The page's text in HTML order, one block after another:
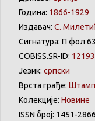
Година: 1866-1929
Издавач: С.
Сигнатура: П фол
COBISS.SR-ID:
Језик: српски
Врста грађе:
Колекције: Новине
ISSN број: 1451-2866